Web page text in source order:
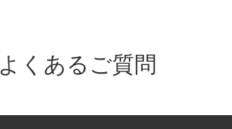
よくあるご質問